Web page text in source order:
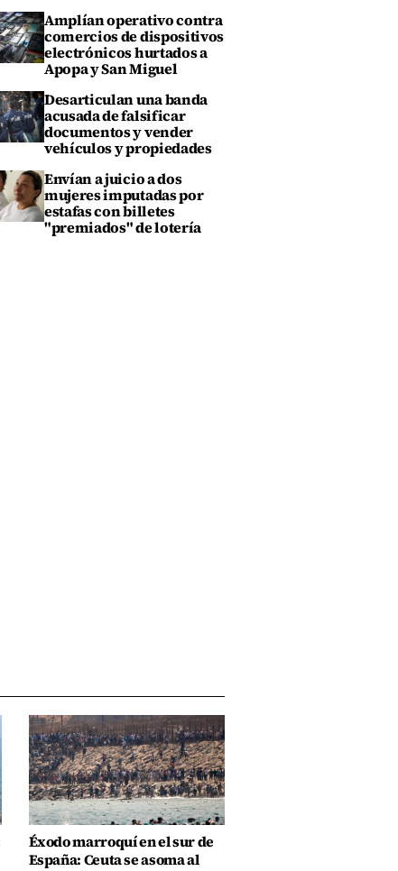
Amplían operativo contra
comercios de dispositivos
electrónicos hurtados a
Apopa y San Miguel
Desarticulan una banda
acusada de falsificar
documentos y vender
vehículos y propiedades
Envían a juicio a dos
mujeres imputadas por
estafas con billetes
"premiados" de lotería
Éxodo marroquí en el sur de
España: Ceuta se asoma al